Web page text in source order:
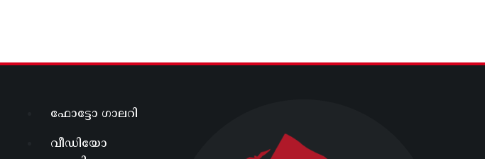
ഫോട്ടോ ഗാലറി
വീഡിയോ